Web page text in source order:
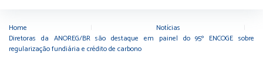
Home Notícias
Diretoras da ANOREG/BR são destaque em painel do 95º ENCOGE sobre
regularização fundiária e crédito de carbono